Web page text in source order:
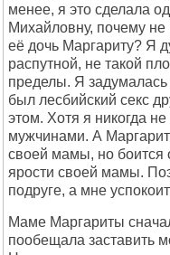
менее, я это сделала
Михайловну, почему
её дочь Маргариту? Я
распутной, не такой
пределы. Я задумалась
был лесбийский секс
этом. Хотя я никогда
мужчинами. А
своей мамы, но боится
ярости своей мамы.
подруге, а мне
Маме Маргариты
пообещала заставить